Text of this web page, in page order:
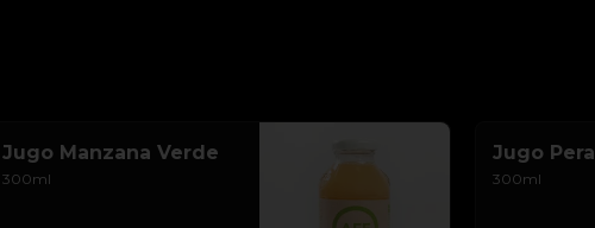
Jugo Manzana Verde
300ml
Jugo Pera
300ml